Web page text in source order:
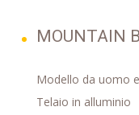
MOUNTAIN
Modello da uomo
Telaio in alluminio